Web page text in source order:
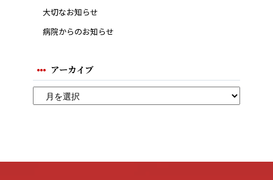
大切なお知らせ
病院からのお知らせ
アーカイブ